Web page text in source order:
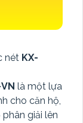
nét KX-
là một lựa
cho căn hộ,
giải lên